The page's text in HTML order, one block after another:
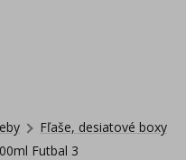
Fľaše, desiatové boxy
Futbal 3